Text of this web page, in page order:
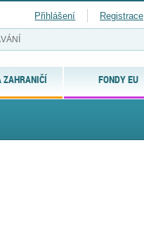
ZAHRANIČÍ FONDY EU
Přihlášení Registrace